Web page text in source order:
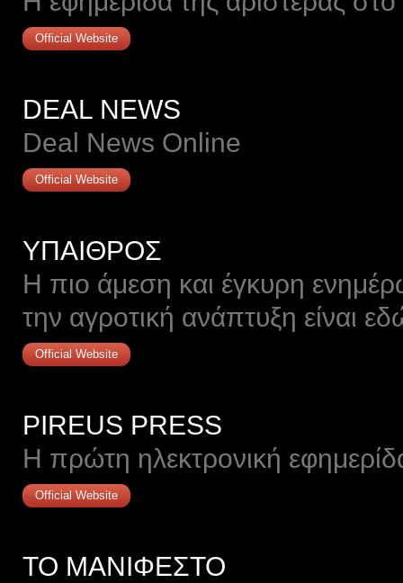
Official Website
DEAL NEWS
Deal News Online
Official Website
ΥΠΑΙΘΡΟΣ
Η πιο άμεση και έγκυρη
την αγροτική ανάπτυξη είναι
Official Website
PIREUS PRESS
Η πρώτη ηλεκτρονική
Official Website
TO ΜΑΝΙΦΕΣΤΟ